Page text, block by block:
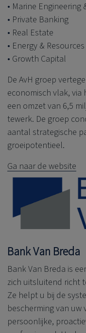
Marine Engineering
Private Banking
Real Estate
Energy & Resources
Growth Capital
De AvH groep
economisch vlak, via
een omzet van 6,5
tewerk. De groep
aantal strategische
groeipotentieel.
Ga naar de website
Bank Van Breda
Bank Van Breda is
zich uitsluitend richt
Ze helpt u bij de
bescherming van
persoonlijke,